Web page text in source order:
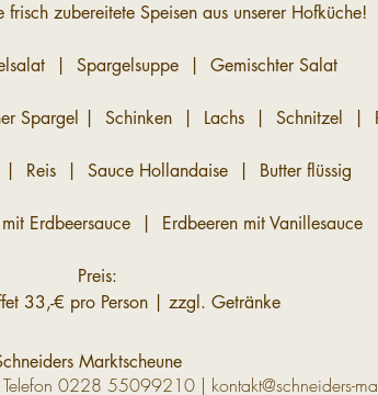
zubereitete Speisen aus unserer Hofküche!
|  Spargelsuppe  |  Gemischter Salat
Spargel |  Schinken  |  Lachs  |  Schnitzel  |
Reis  |  Sauce Hollandaise  |  Butter flüssig
Erdbeersauce  |  Erdbeeren mit Vanillesauce
Preis:
33,-€ pro Person | zzgl. Getränke
Marktscheune
0228 55099210| kontakt@schneiders-